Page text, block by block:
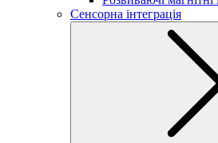
Сенсорна інтеграція